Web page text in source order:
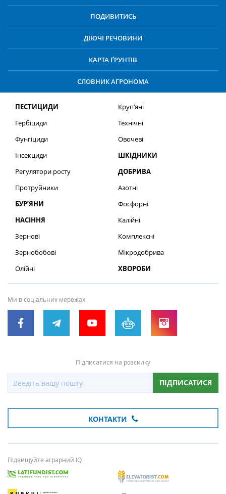
ПОДИВИТИСЬ
ДІЮЧІ РЕЧОВИНИ
КАРТА ҐРУНТІВ
СЛОВНИК АГРОНОМА
ПЕСТИЦИДИ
Гербіциди
Фунгіциди
Інсекциди
Регулятори росту
Протруйники
БУР’ЯНИ
НАСІННЯ
Зернові
Зернобобові
Олійні
Круп’яні
Технічні
Овочеві
ШКІДНИКИ
ДОБРИВА
Азотні
Фосфорні
Калійні
Комплексні
Мікродобрива
ХВОРОБИ
Ми в соціальних мережах
Підписатися на розсилку
ПІДПИСАТИСЯ
КОНТАКТИ
Підвищуйте аграрний IQ